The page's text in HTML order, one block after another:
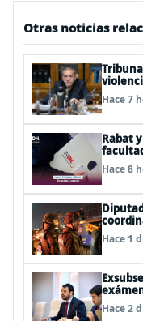
Otras noticias
Hace 7
Rabat
Hace 8
de
Hace 1
dicho
Hace 2